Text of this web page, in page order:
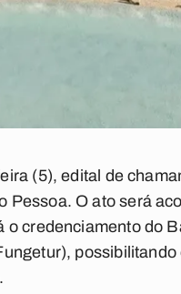
(5), edital de
O ato será
credenciamento do